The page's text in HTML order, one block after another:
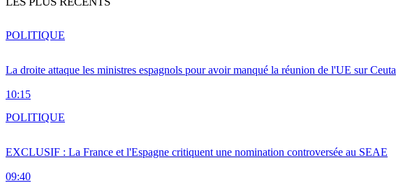
La droite attaque les ministres espagnols pour avoir manqué la réunion de l'UE sur Ceuta
10:15
POLITIQUE
EXCLUSIF : La France et l'Espagne critiquent une nomination controversée au SEAE
09:40
POLITIQUE